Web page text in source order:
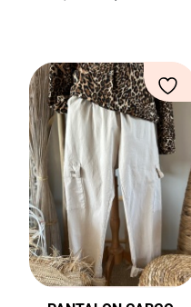
89,00 €.40,00 €.